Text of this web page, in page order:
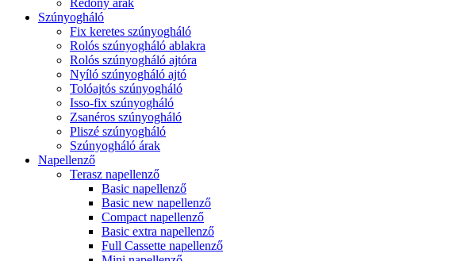
Redőny árak
Szúnyogháló
Fix keretes szúnyogháló
Rolós szúnyogháló ablakra
Rolós szúnyogháló ajtóra
Nyíló szúnyogháló ajtó
Tolóajtós szúnyogháló
Isso-fix szúnyogháló
Zsanéros szúnyogháló
Pliszé szúnyogháló
Szúnyogháló árak
Napellenző
Terasz napellenző
Basic napellenző
Basic new napellenző
Compact napellenző
Basic extra napellenző
Full Cassette napellenző